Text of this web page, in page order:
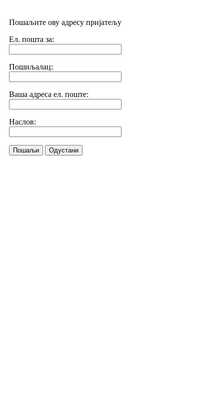
Пошаљите ову адресу пријатељу
Ел. пошта за:
Пошиљалац:
Ваша адреса ел. поште:
Наслов:
Пошаљи Одустани